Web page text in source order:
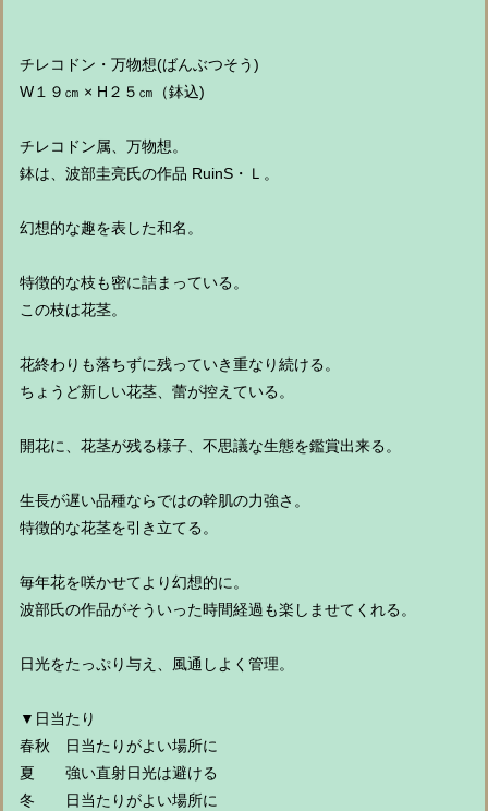
チレコドン・万物想(ばんぶつそう)
W１９㎝ × H２５㎝（鉢込)
チレコドン属、万物想。
鉢は、波部圭亮氏の作品 RuinS・Ｌ。
幻想的な趣を表した和名。
特徴的な枝も密に詰まっている。
この枝は花茎。
花終わりも落ちずに残っていき重なり続ける。
ちょうど新しい花茎、蕾が控えている。
開花に、花茎が残る様子、不思議な生態を鑑賞出来る。
生長が遅い品種ならではの幹肌の力強さ。
特徴的な花茎を引き立てる。
毎年花を咲かせてより幻想的に。
波部氏の作品がそういった時間経過も楽しませてくれる。
日光をたっぷり与え、風通しよく管理。
▼日当たり
春秋 日当たりがよい場所に
夏 強い直射日光は避ける
冬 日当たりがよい場所に